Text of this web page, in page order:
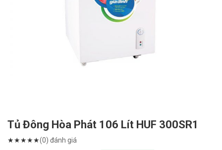
Tủ Đông Hòa Phát 106 Lít HUF 300SR1
★★★★★(0) đánh giá